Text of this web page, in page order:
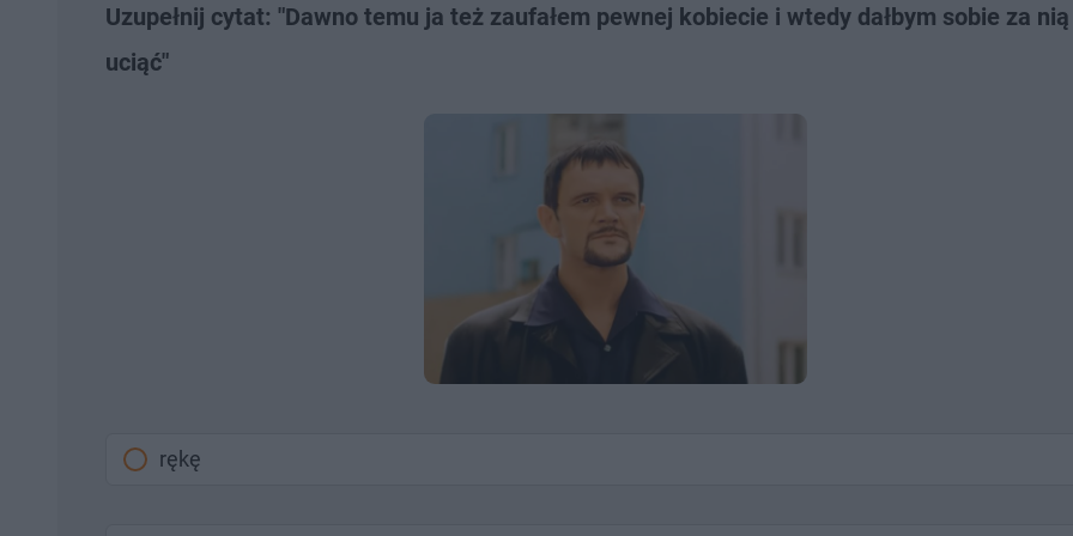
Uzupełnij cytat: "Dawno temu ja też zaufałem pewnej kobiecie i wtedy dałbym sobie za
uciąć"
rękę